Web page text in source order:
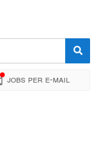
Jobs per e-mail